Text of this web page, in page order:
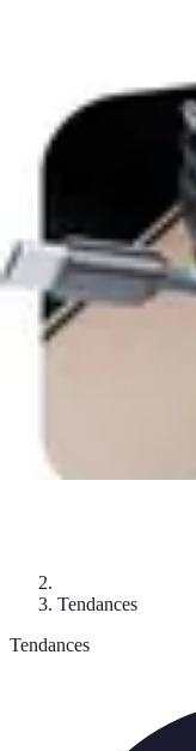
Idées Cadeaux
Tendances
Tendances